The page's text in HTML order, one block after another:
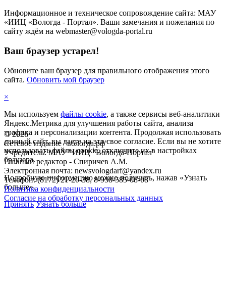
©2026
Сетевое издание "вологда.рф"
Учредитель: МАУ "ИИЦ "Вологда-Портал"
Главный редактор - Спиричев А.М.
Электронная почта: newsvologdarf@yandex.ru
Телефон: (8172) 21-20-38, 8-958-585-08-08
Политика конфиденциальности
Согласие на обработку персональных данных
Информационное и техническое сопровождение сайта: МАУ
«ИИЦ «Вологда - Портал». Ваши замечания и пожелания по
сайту ждём на webmaster@vologda-portal.ru
Ваш браузер устарел!
Обновите ваш браузер для правильного отображения этого
сайта. Обновить мой браузер
×
Мы используем файлы cookie, а также сервисы веб-аналитики
Яндекс.Метрика для улучшения работы сайта, анализа
трафика и персонализации контента. Продолжая использовать
данный сайт, вы даете на это свое согласие. Если вы не хотите
использовать файлы cookie, отключите их в настройках
браузера.
Подробную информацию можно получить, нажав «Узнать
больше».
Принять Узнать больше